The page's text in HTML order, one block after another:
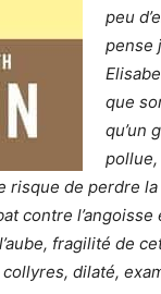
peu
pense
que
qu’un
risque de perdre
contre l’angoisse
fragilité de
dilaté,